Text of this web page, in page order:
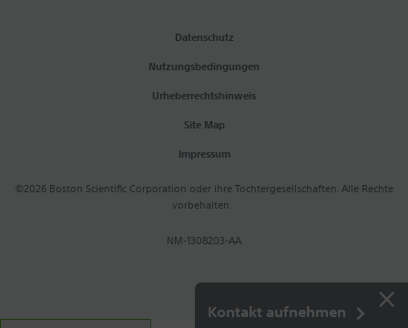
Kontakt aufnehmen ×
Datenschutz
Nutzungsbedingungen
Urheberrechtshinweis
Site Map
Impressum
©2026 Boston Scientific Corporation oder ihre Tochtergesellschaften. Alle Rechte
vorbehalten.
NM-1308203-AA